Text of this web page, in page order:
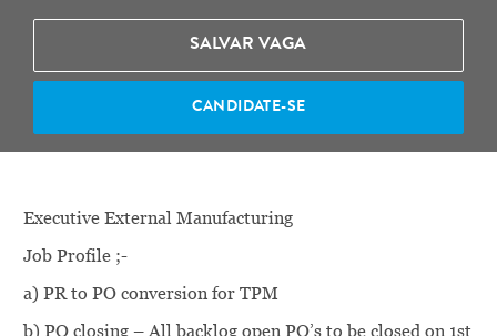
SALVAR VAGA
CANDIDATE-SE
Executive External Manufacturing
Job Profile ;-
a) PR to PO conversion for TPM
b) PO closing – All backlog open PO’s to be closed on 1st